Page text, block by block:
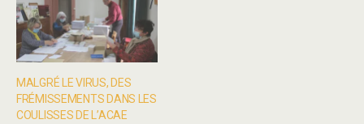
MALGRÉ LE VIRUS, DES
FRÉMISSEMENTS DANS LES
COULISSES DE L’ACAE